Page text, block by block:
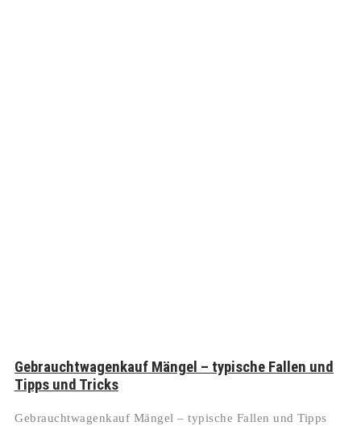
Gebrauchtwagenkauf Mängel – typische Fallen und
Tipps und Tricks
Gebrauchtwagenkauf Mängel – typische Fallen und Tipps